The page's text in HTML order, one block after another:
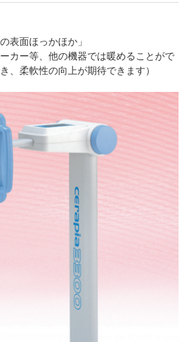
表面ほっかほか」
カー等、他の機器では暖めることがで
、柔軟性の向上が期待できます）